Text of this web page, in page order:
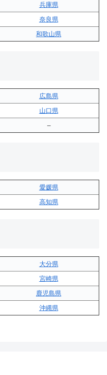
兵庫県
奈良県
和歌山県
広島県
山口県
–
愛媛県
高知県
大分県
宮崎県
鹿児島県
沖縄県